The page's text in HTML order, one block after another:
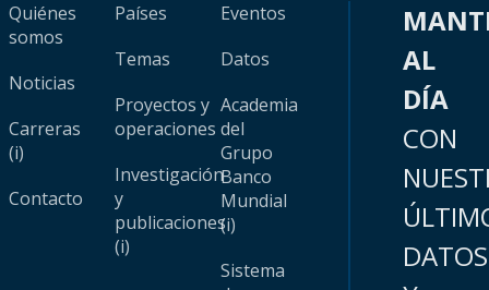
Quiénes
somos
Noticias
Carreras
(i)
Contacto
Países
Temas
Proyectos y
operaciones
Investigación
y
publicaciones
(i)
Eventos
Datos
Academia
del
Grupo
Banco
Mundial
(i)
Sistema
AL
DÍA
CON
DATOS